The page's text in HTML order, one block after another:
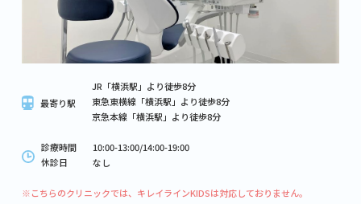
最寄り駅
JR「横浜駅」より徒歩8分
東急東横線「横浜駅」より徒歩8分
京急本線「横浜駅」より徒歩8分
診療時間
10:00-13:00/14:00-19:00
休診日
なし
※こちらのクリニックでは、キレイラインKIDSは対応しておりません。